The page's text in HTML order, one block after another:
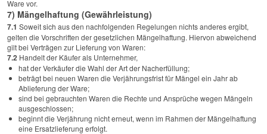
Ware vor.
7) Mängelhaftung (Gewährleistung)
7.1 Soweit sich aus den nachfolgenden Regelungen nichts anderes ergibt,
gelten die Vorschriften der gesetzlichen Mängelhaftung. Hiervon abweichend
gilt bei Verträgen zur Lieferung von Waren:
7.2 Handelt der Käufer als Unternehmer,
hat der Verkäufer die Wahl der Art der Nacherfüllung;
beträgt bei neuen Waren die Verjährungsfrist für Mängel ein Jahr ab
Ablieferung der Ware;
sind bei gebrauchten Waren die Rechte und Ansprüche wegen Mängeln
ausgeschlossen;
beginnt die Verjährung nicht erneut, wenn im Rahmen der Mängelhaftung
eine Ersatzlieferung erfolgt.